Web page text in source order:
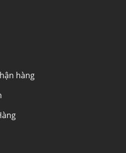
2303BT được trang bị
quá nhiệt phòng tránh
sẽ tự động tắt và có
báo.
ra, hãy nhanh chóng bỏ
sau đó bếp sẽ hoạt
hàng